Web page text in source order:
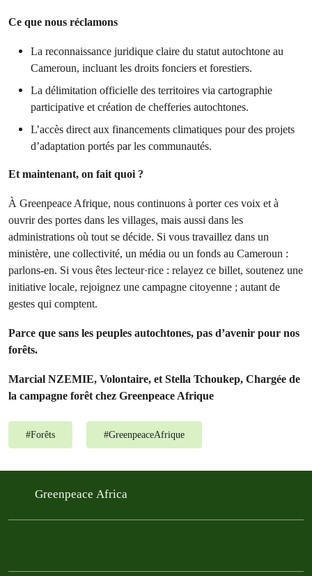
Ce que nous réclamons
La reconnaissance juridique claire du statut autochtone au
Cameroun, incluant les droits fonciers et forestiers.
La délimitation officielle des territoires via cartographie
participative et création de chefferies autochtones.
L’accès direct aux financements climatiques pour des projets
d’adaptation portés par les communautés.
Et maintenant, on fait quoi ?
À Greenpeace Afrique, nous continuons à porter ces voix et à
ouvrir des portes dans les villages, mais aussi dans les
administrations où tout se décide. Si vous travaillez dans un
ministère, une collectivité, un média ou un fonds au Cameroun :
parlons-en. Si vous êtes lecteur·rice : relayez ce billet, soutenez une
initiative locale, rejoignez une campagne citoyenne ; autant de
gestes qui comptent.
Parce que sans les peuples autochtones, pas d’avenir pour nos
forêts.
Marcial NZEMIE, Volontaire, et Stella Tchoukep, Chargée de
la campagne forêt chez Greenpeace Afrique
#Forêts #GreenpeaceAfrique
Greenpeace Africa